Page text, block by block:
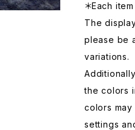
＊Each
The
please be
variations.
the colors
colors
settings